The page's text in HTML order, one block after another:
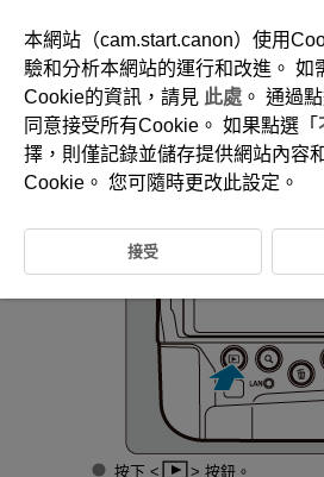
D310-139
短片播放
切換至播放。
按下 按鈕。
本網站（cam.start.canon）使用
驗和分析本網站的運行和改進。 如
Cookie的資訊，請見 此處 。 通過
同意接受所有Cookie。 如果點選「
擇，則僅記錄並儲存提供網站內容
Cookie。 您可隨時更改此設定。
接受